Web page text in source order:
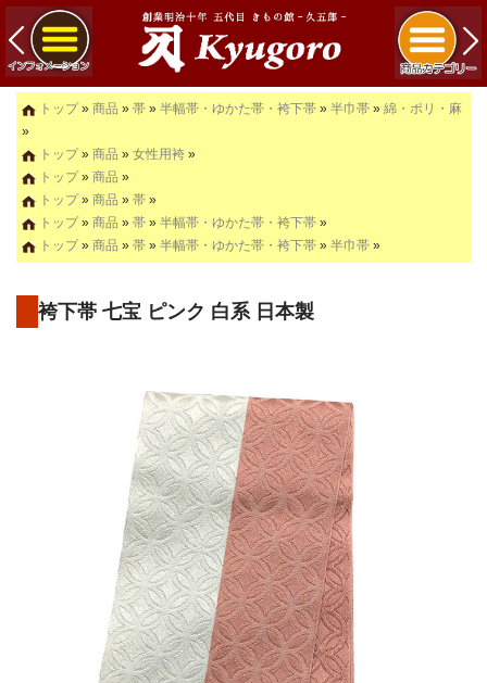
トップ» 商品 » 帯 » 半幅帯・ゆかた帯・袴下帯 » 半巾帯 » 綿・ポリ・麻
»
トップ» 商品 » 女性用袴 »
トップ» 商品 »
トップ» 商品 » 帯 »
トップ» 商品 » 帯 » 半幅帯・ゆかた帯・袴下帯 »
トップ» 商品 » 帯 » 半幅帯・ゆかた帯・袴下帯 » 半巾帯 »
袴下帯 七宝 ピンク 白系 日本製